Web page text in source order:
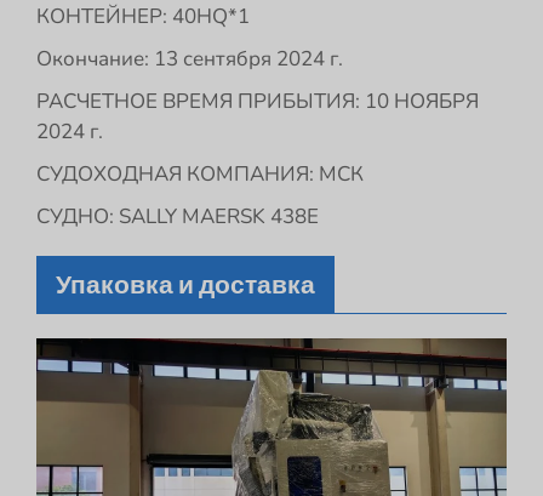
КОНТЕЙНЕР: 40HQ*1
Окончание: 13 сентября 2024 г.
РАСЧЕТНОЕ ВРЕМЯ ПРИБЫТИЯ: 10 НОЯБРЯ
2024 г.
СУДОХОДНАЯ КОМПАНИЯ: МСК
СУДНО: SALLY MAERSK 438E
Упаковка и доставка